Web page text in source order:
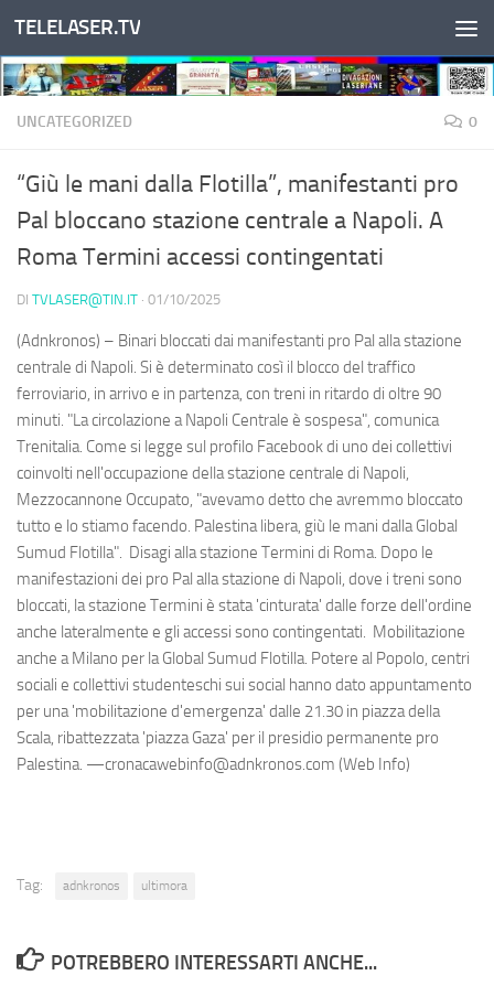
Salta al contenuto
TELELASER.TV
UNCATEGORIZED 0
“Giù le mani dalla Flotilla”, manifestanti pro
Pal bloccano stazione centrale a Napoli. A
Roma Termini accessi contingentati
DI TVLASER@TIN.IT · 01/10/2025
(Adnkronos) – Binari bloccati dai manifestanti pro Pal alla stazione
centrale di Napoli. Si è determinato così il blocco del traffico
ferroviario, in arrivo e in partenza, con treni in ritardo di oltre 90
minuti. "La circolazione a Napoli Centrale è sospesa", comunica
Trenitalia. Come si legge sul profilo Facebook di uno dei collettivi
coinvolti nell'occupazione della stazione centrale di Napoli,
Mezzocannone Occupato, "avevamo detto che avremmo bloccato
tutto e lo stiamo facendo. Palestina libera, giù le mani dalla Global
Sumud Flotilla". Disagi alla stazione Termini di Roma. Dopo le
manifestazioni dei pro Pal alla stazione di Napoli, dove i treni sono
bloccati, la stazione Termini è stata 'cinturata' dalle forze dell'ordine
anche lateralmente e gli accessi sono contingentati. Mobilitazione
anche a Milano per la Global Sumud Flotilla. Potere al Popolo, centri
sociali e collettivi studenteschi sui social hanno dato appuntamento
per una 'mobilitazione d'emergenza' dalle 21.30 in piazza della
Scala, ribattezzata 'piazza Gaza' per il presidio permanente pro
Palestina. —cronacawebinfo@adnkronos.com (Web Info)
Tag: adnkronos ultimora
POTREBBERO INTERESSARTI ANCHE...